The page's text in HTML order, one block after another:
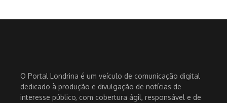
O Portal Londrina é um veículo de comunicação digital
dedicado à produção e divulgação de notícias de
interesse público, com cobertura ágil, responsável e de